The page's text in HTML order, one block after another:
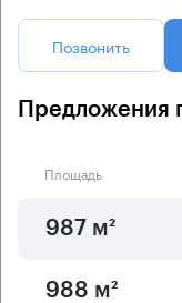
Позвонить
Предложения
Площадь
987 м²
988 м²